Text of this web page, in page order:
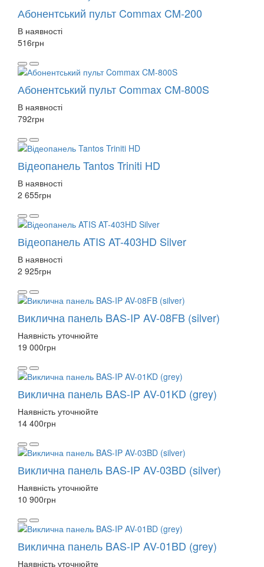
Абонентський пульт Commax CM-200
В наявності
516грн
Абонентський пульт Commax CM-800S
В наявності
792грн
Відеопанель Tantos Triniti HD
В наявності
2 655грн
Відеопанель ATIS AT-403HD Silver
В наявності
2 925грн
Виклична панель BAS-IP AV-08FB (silver)
Наявність уточнюйте
19 000грн
Виклична панель BAS-IP AV-01KD (grey)
Наявність уточнюйте
14 400грн
Виклична панель BAS-IP AV-03BD (silver)
Наявність уточнюйте
10 900грн
Виклична панель BAS-IP AV-01BD (grey)
Наявність уточнюйте